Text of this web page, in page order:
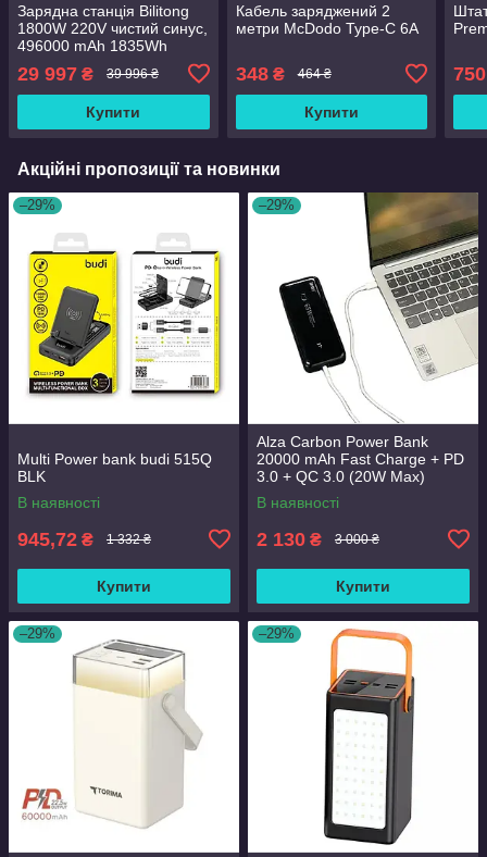
Зарядна станція Bilitong
1800W 220V чистий синус,
496000 mAh 1835Wh
29 997 ₴ 39 996 ₴
Купити
Кабель заряджений 2
метри McDodo Type-C 6A
348₴ 464 ₴
Купити
750
Акційні пропозиції та новинки
–29%
Multi Power bank budi 515Q
BLK
В наявності
945,72 ₴ 1 332 ₴
Купити
–29%
Alza Carbon Power Bank
20000 mAh Fast Charge + PD
3.0 + QC 3.0 (20W Max)
Premium.
В наявності
2 130 ₴ 3 000 ₴
Купити
–29% –29%